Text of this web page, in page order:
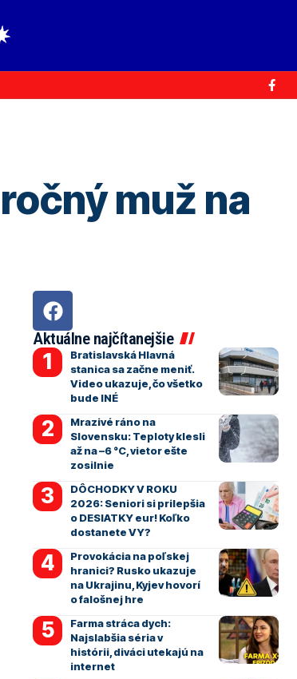
muž na
Aktuálne najčítanejšie
Bratislavská Hlavná
stanica sa začne meniť.
Video ukazuje, čo všetko
bude INÉ
Mrazivé ráno na
Slovensku: Teploty klesli
až na –6 °C, vietor ešte
zosilnie
DÔCHODKY V ROKU
2026: Seniori si prilepšia
o DESIATKY eur! Koľko
dostanete VY?
Provokácia na poľskej
hranici? Rusko ukazuje
na Ukrajinu, Kyjev hovorí
o falošnej hre
Farma stráca dych:
Najslabšia séria v
histórii, diváci utekajú na
internet